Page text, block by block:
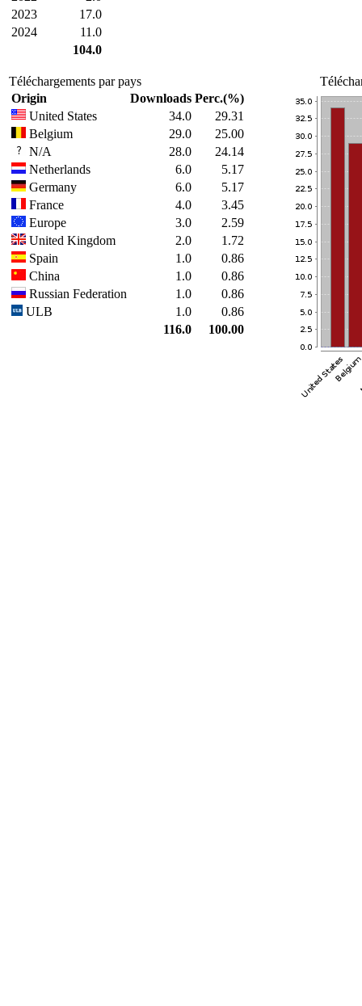
2023
17.0
2024
11.0
104.0
Téléchargements par pays
Origin
Downloads Perc.(%)
United States
34.0
29.31
Belgium
29.0
25.00
N/A
28.0
24.14
Netherlands
6.0
5.17
Germany
6.0
5.17
France
4.0
3.45
Europe
3.0
2.59
United Kingdom
2.0
1.72
Spain
1.0
0.86
China
1.0
0.86
Russian Federation
1.0
0.86
ULB
1.0
0.86
116.0
100.00